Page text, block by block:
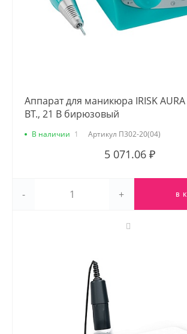
Аппарат для маникюра IRISK
ВТ., 21 В бирюзовый
В наличии 1 Артикул П302-20(04)
5 071.06 ₽
- + В